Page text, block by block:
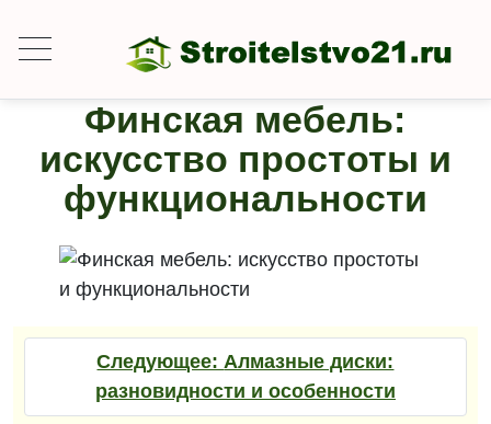
Финская мебель:
искусство простоты и
функциональности
Следующее:Алмазные диски:
разновидности и особенности